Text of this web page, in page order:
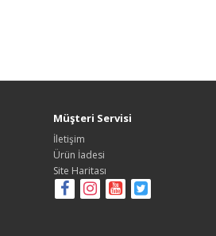
Müşteri Servisi
İletişim
Ürün İadesi
Site Haritası